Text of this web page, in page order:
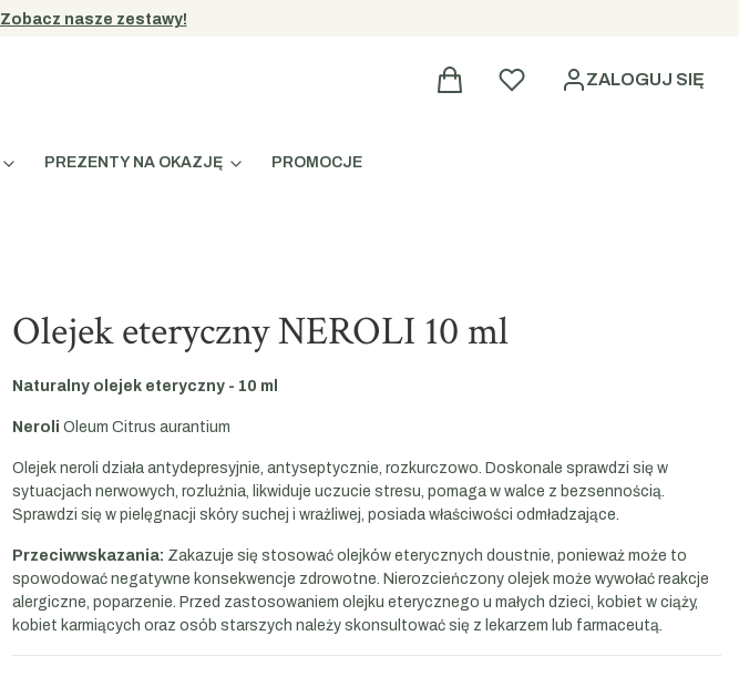
Zobacz nasze zestawy!
Produkty w koszyku
Ulubione ZALOGUJ SIĘ
PREZENTY NA OKAZJĘ PROMOCJE
Olejek eteryczny NEROLI 10 ml
Naturalny olejek eteryczny - 10 ml
Neroli Oleum Citrus aurantium
Olejek neroli działa antydepresyjnie, antyseptycznie, rozkurczowo. Doskonale sprawdzi się w
sytuacjach nerwowych, rozluźnia, likwiduje uczucie stresu, pomaga w walce z bezsennością.
Sprawdzi się w pielęgnacji skóry suchej i wrażliwej, posiada właściwości odmładzające.
Przeciwwskazania: Zakazuje się stosować olejków eterycznych doustnie, ponieważ może to
spowodować negatywne konsekwencje zdrowotne. Nierozcieńczony olejek może wywołać reakcje
alergiczne, poparzenie. Przed zastosowaniem olejku eterycznego u małych dzieci, kobiet w ciąży,
kobiet karmiących oraz osób starszych należy skonsultować się z lekarzem lub farmaceutą.